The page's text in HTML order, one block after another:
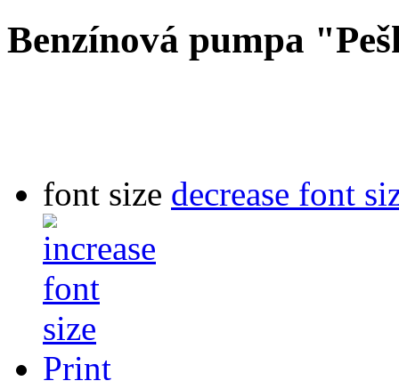
Benzínová pumpa
font size decrease font
Print